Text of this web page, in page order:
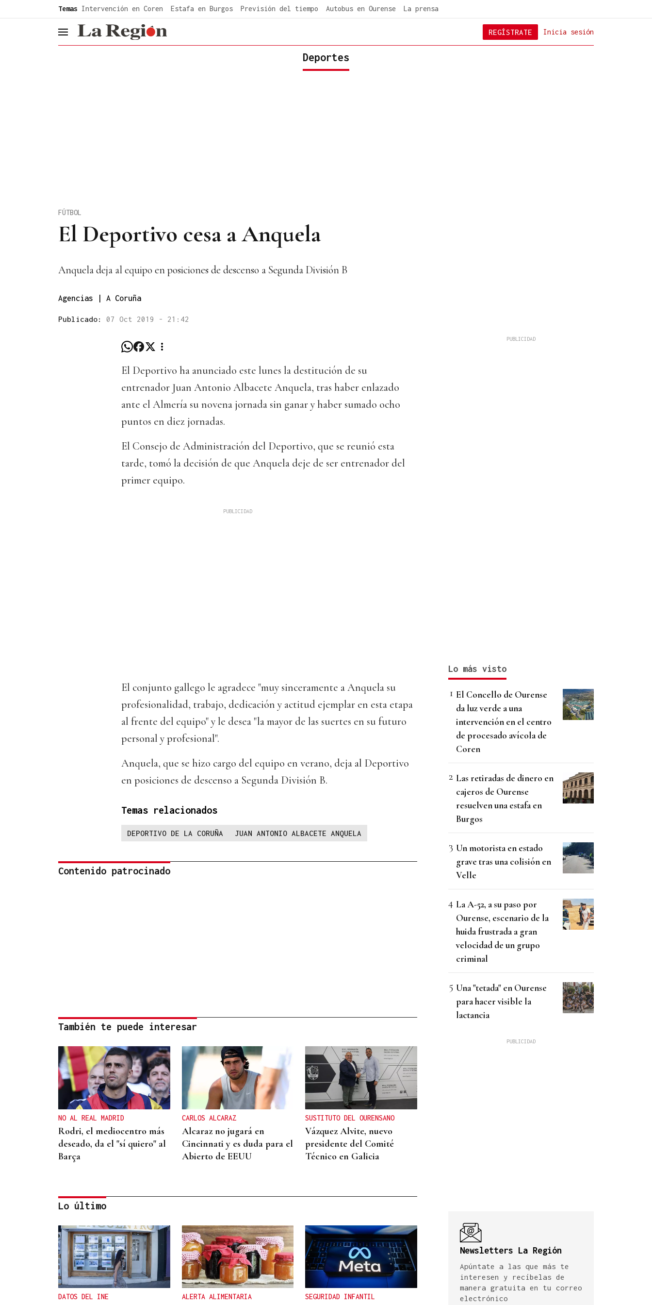
Temas Intervención en Coren Estafa en Burgos Previsión del tiempo Autobus en Ourense La prensa
header.menu.open Inicia sesión
REGÍSTRATE
Deportes
El Deportivo cesa a Anquela
FÚTBOL
Anquela deja al equipo en posiciones de descenso a Segunda División B
Agencias | A Coruña
Publicado: 07 Oct 2019 - 21:42
El Deportivo ha anunciado este lunes la destitución de su
entrenador Juan Antonio Albacete Anquela, tras haber enlazado
ante el Almería su novena jornada sin ganar y haber sumado ocho
puntos en diez jornadas.
El Consejo de Administración del Deportivo, que se reunió esta
tarde, tomó la decisión de que Anquela deje de ser entrenador del
primer equipo.
El conjunto gallego le agradece "muy sinceramente a Anquela su
profesionalidad, trabajo, dedicación y actitud ejemplar en esta etapa
al frente del equipo" y le desea "la mayor de las suertes en su futuro
personal y profesional".
Anquela, que se hizo cargo del equipo en verano, deja al Deportivo
en posiciones de descenso a Segunda División B.
Temas relacionados
DEPORTIVO DE LA CORUÑA JUAN ANTONIO ALBACETE ANQUELA
Contenido patrocinado
También te puede interesar
NO AL REAL MADRID
Rodri, el mediocentro más
deseado, da el "sí quiero" al
Barça
CARLOS ALCARAZ
Alcaraz no jugará en
Cincinnati y es duda para el
Abierto de EEUU
SUSTITUTO DEL OURENSANO
Vázquez Alvite, nuevo
presidente del Comité
Técnico en Galicia
DALLAS MAVERICKS
Santi Aldama, jugador de la
NBA, visita Ourense
Lo último
DATOS DEL INE ALERTA ALIMENTARIA SEGURIDAD INFANTIL
Lo más visto
El Concello de Ourense
da luz verde a una
intervención en el centro
de procesado avícola de
Coren
Las retiradas de dinero en
cajeros de Ourense
resuelven una estafa en
Burgos
Un motorista en estado
grave tras una colisión en
Velle
La A-52, a su paso por
Ourense, escenario de la
huida frustrada a gran
velocidad de un grupo
criminal
Una "tetada" en Ourense
para hacer visible la
lactancia
Newsletters La Región
Apúntate a las que más te
interesen y recíbelas de
manera gratuita en tu correo
electrónico